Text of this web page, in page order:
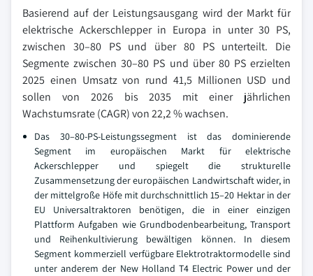
Basierend auf der Leistungsausgang wird der Markt für
elektrische Ackerschlepper in Europa in unter 30 PS,
zwischen 30–80 PS und über 80 PS unterteilt. Die
Segmente zwischen 30–80 PS und über 80 PS erzielten
2025 einen Umsatz von rund 41,5 Millionen USD und
sollen von 2026 bis 2035 mit einer jährlichen
Wachstumsrate (CAGR) von 22,2 % wachsen.
Das 30–80-PS-Leistungssegment ist das dominierende
Segment im europäischen Markt für elektrische
Ackerschlepper und spiegelt die strukturelle
Zusammensetzung der europäischen Landwirtschaft wider, in
der mittelgroße Höfe mit durchschnittlich 15–20 Hektar in der
EU Universaltraktoren benötigen, die in einer einzigen
Plattform Aufgaben wie Grundbodenbearbeitung, Transport
und Reihenkultivierung bewältigen können. In diesem
Segment kommerziell verfügbare Elektrotraktormodelle sind
unter anderem der New Holland T4 Electric Power und der